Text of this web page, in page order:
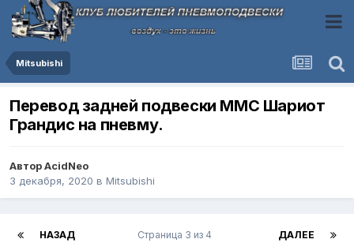
Mitsubishi
Перевод задней подвески ММС Шариот
Грандис на пневму.
АвторAcidNeo
3 декабря, 2020 в Mitsubishi
НАЗАД ДАЛЕЕ
Страница 3 из 4